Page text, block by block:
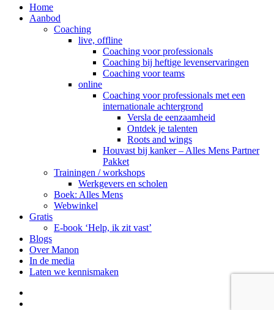
Close
Menu
Home
Aanbod
Coaching
live, offline
Coaching voor professionals
Coaching bij heftige levenservaringen
Coaching voor teams
online
Coaching voor professionals met een
internationale achtergrond
Versla de eenzaamheid
Ontdek je talenten
Roots and wings
Houvast bij kanker – Alles Mens Partner
Pakket
Trainingen / workshops
Werkgevers en scholen
Boek: Alles Mens
Webwinkel
Gratis
E-book ‘Help, ik zit vast’
Blogs
Over Manon
In de media
Laten we kennismaken